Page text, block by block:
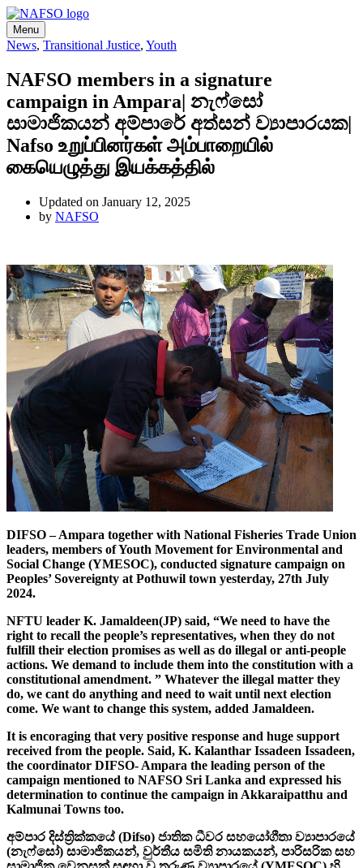
Menu
News, Transitional Justice, Youth
NAFSO members in a signature
campaign in Ampara| නැෆ්සෝ
සාමාජිකයන් අම්පාරේ අත්සන් ව්‍යාපාරයක|
Nafso உறுப்பினர்கள் அம்பாறையில்
கையெழுத்து இயக்கத்தில்
Updated on January 12, 2025
by NAFSO
DIFSO – Ampara together with National Fisheries Trade Union
leaders, members of Youth Movement for Environmental and
Social Change (YMESOC), conducted signature campaign on
Peoples’ Sovereignty at Pothuwil town yesterday, 27th July
2024.
NFTU leader K. Jamaldeen(JP) said, “We need to have the
right to recall the people’s representatives, when they do not
fulfill their election promises as well as do illegal or anti-people
actions. We demand to include them into the constitution with a
constitutional amendment. ” Whatever the illegal matter they
do, we cant do anything and need to wait until next election
come. We want to change this system, added Jamaldeen.
It is encoraging that very positive response and huge support
received from the people. Said, K. Kalanthar Issadeen Issadeen,
the coordinator DIFSO- Ampara the leading person of the
campaign mentioned to NAFSO Sri Lanka and expressed his
determination to continue the campaign in Akkaraipatthu and
Kalmunai Towns too.
අම්පාර දිස්ත්‍රික්කයේ (Difso) ජාතික ධීවර සහයෝගීතා ව්‍යාපාරයේ
(නැෆ්සෝ) සාමාජිකයන්, වුර්තීය සමිති නායකයන්, පාරිසරික සහ